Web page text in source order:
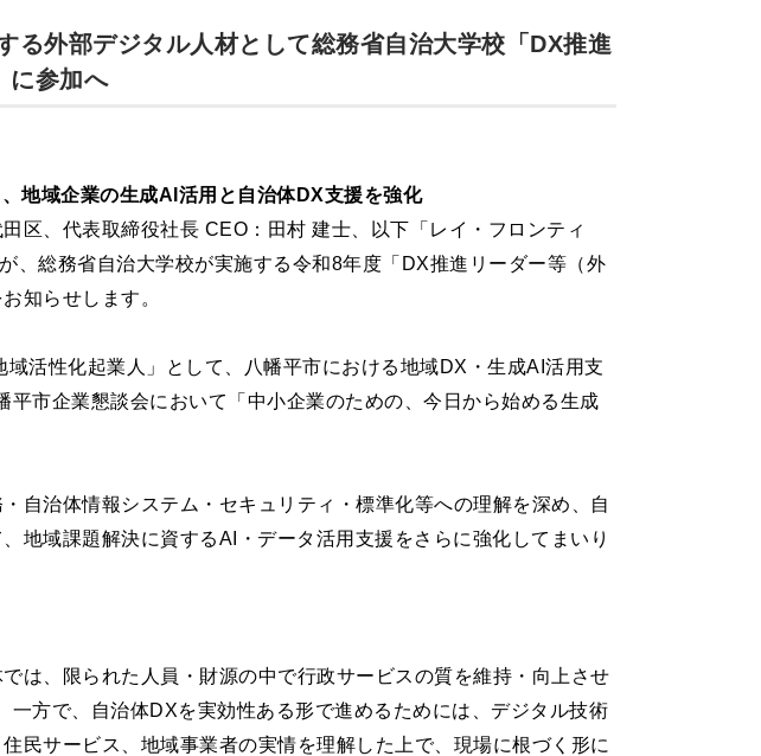
る外部デジタル人材として総務省自治大学校「DX推進
に参加へ
地域企業の生成AI活用と自治体DX支援を強化
区、代表取締役社長 CEO：田村 建士、以下「レイ・フロンティ
、総務省自治大学校が実施する令和8年度「DX推進リーダー等（外
知らせします。
活性化起業人」として、八幡平市における地域DX・生成AI活用支
市企業懇談会において「中小企業のための、今日から始める生成
自治体情報システム・セキュリティ・標準化等への理解を深め、自
地域課題解決に資するAI・データ活用支援をさらに強化してまいり
は、限られた人員・財源の中で行政サービスの質を維持・向上させ
方で、自治体DXを実効性ある形で進めるためには、デジタル技術
民サービス、地域事業者の実情を理解した上で、現場に根づく形に